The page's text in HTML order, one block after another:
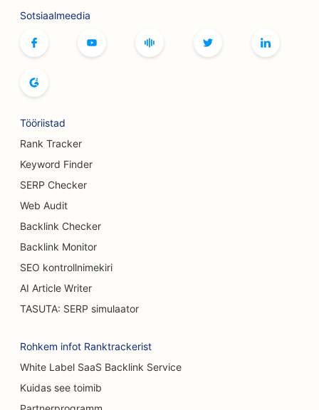
SEO Botoxi ja täiteainete teenuste jaoks
SEO bowlinguradade jaoks
SEO leivaküpsetiste jaoks
SEO rindade suurendamise teenuste jaoks
SEO buffet-restoranidele
SEO põletuskirurgidele
SEO kohvikutele
SEO Casual Dining restoranidele
SEO vaipade ja põrandakattematerjalide
Sotsiaalmeedia
Tööriistad
Rank Tracker
Keyword Finder
SERP Checker
Web Audit
Backlink Checker
Backlink Monitor
SEO kontrollnimekiri
AI Article Writer
TASUTA: SERP simulaator
Rohkem infot Ranktrackerist
White Label SaaS Backlink Service
Kuidas see toimib